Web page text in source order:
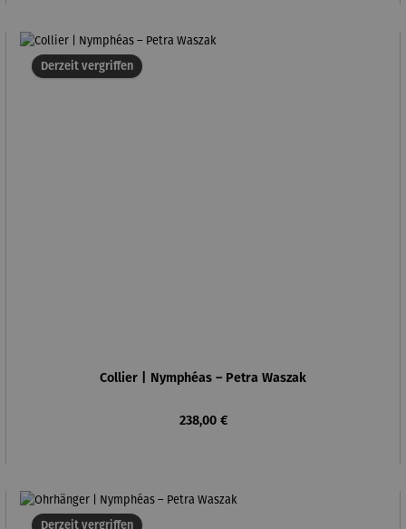
Derzeit vergriffen
Collier | Nymphéas – Petra Waszak
Regulärer Preis:
238,00 €
Derzeit vergriffen